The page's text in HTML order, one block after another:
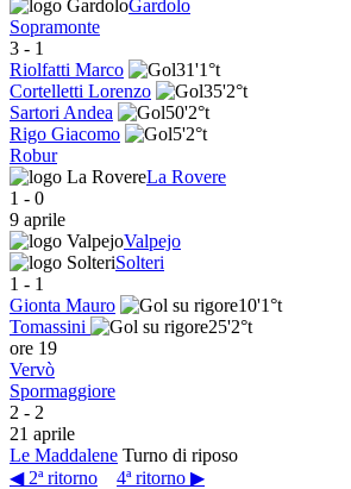
Gardolo
Sopramonte
3 - 1
Riolfatti Marco
31'1°t
Cortelletti Lorenzo
35'2°t
Sartori Andea
50'2°t
Rigo Giacomo
5'2°t
Robur
La Rovere
1 - 0
9 aprile
Valpejo
Solteri
1 - 1
Gionta Mauro
10'1°t
Tomassini
25'2°t
ore 19
Vervò
Spormaggiore
2 - 2
21 aprile
Le Maddalene Turno di riposo
◀ 2ª ritorno
4ª ritorno ▶